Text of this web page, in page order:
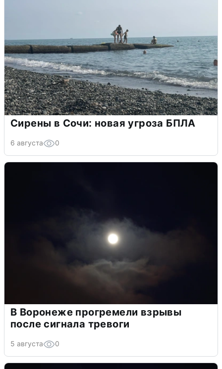
Сирены в Сочи: новая угроза БПЛА
6 августа 0
В Воронеже прогремели взрывы
после сигнала тревоги
5 августа 0